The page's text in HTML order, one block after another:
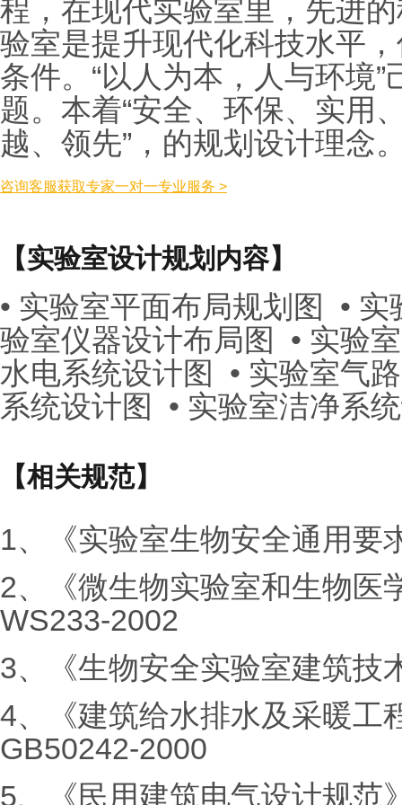
程，在现代实验室里，先进
验室是提升现代化科技水平
条件。“以人为本，人与环境
题。本着“安全、环保、实用
越、领先”，的规划设计理念
咨询客服获取专家一对一专业服务 >
【实验室设计规划内容】
• 实验室平面布局规划图 •
验室仪器设计布局图 • 实验
水电系统设计图 • 实验室气
系统设计图 • 实验室洁净系
【相关规范】
1、《实验室生物安全通用要
2、《微生物实验室和生物医
WS233-2002
3、《生物安全实验室建筑技
4、《建筑给水排水及采暖工
GB50242-2000
5、《民用建筑电气设计规范